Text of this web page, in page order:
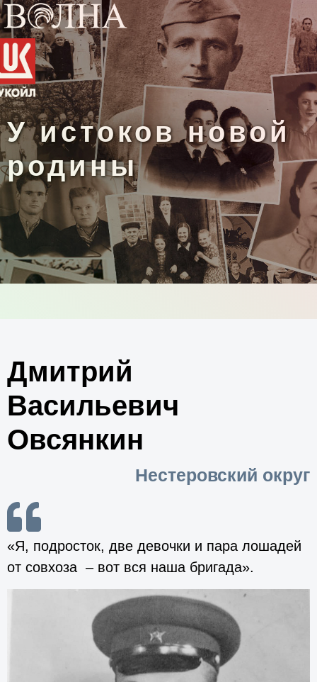
У истоков новой
родины
Дмитрий
Васильевич
Овсянкин
Нестеровский округ
«Я, подросток, две девочки и пара лошадей
от совхоза – вот вся наша бригада».